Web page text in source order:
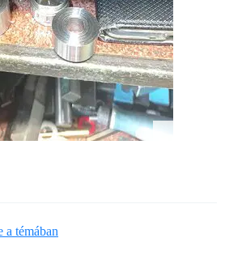
a témában